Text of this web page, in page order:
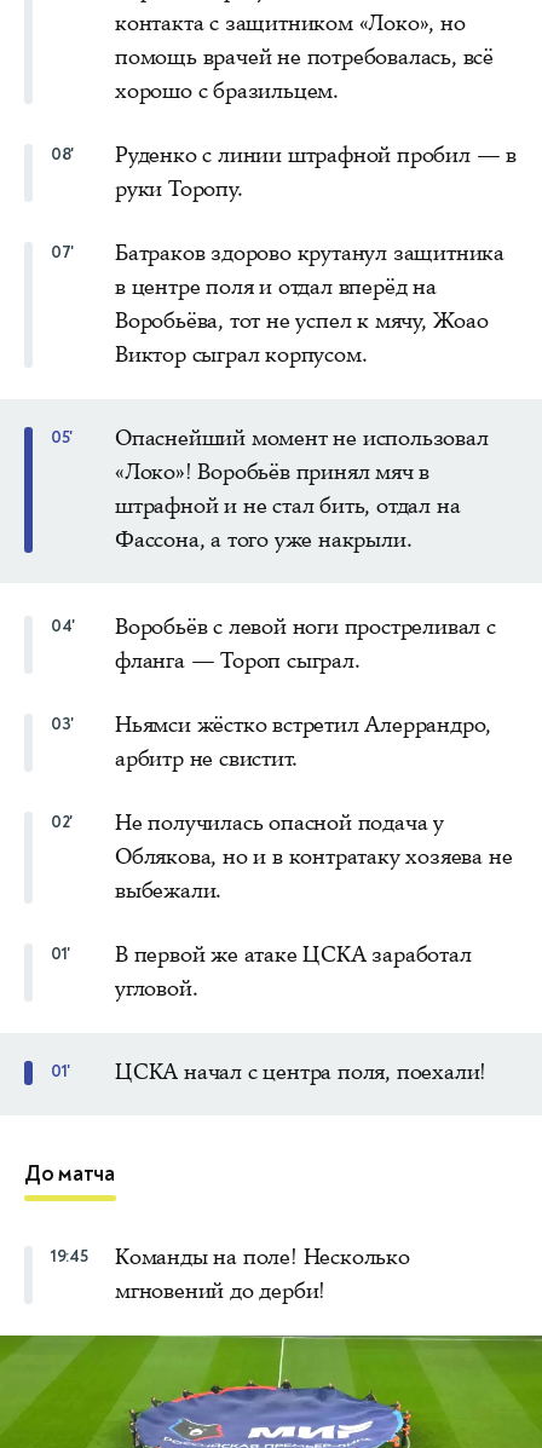
контакта с защитником «Локо», но
помощь врачей не потребовалась, всё
хорошо с бразильцем.
08'
Руденко с линии штрафной пробил — в
руки Торопу.
07'
Батраков здорово крутанул защитника
в центре поля и отдал вперёд на
Воробьёва, тот не успел к мячу, Жоао
Виктор сыграл корпусом.
05'
Опаснейший момент не использовал
«Локо»! Воробьёв принял мяч в
штрафной и не стал бить, отдал на
Фассона, а того уже накрыли.
04'
Воробьёв с левой ноги простреливал с
фланга — Тороп сыграл.
03'
Ньямси жёстко встретил Алеррандро,
арбитр не свистит.
02'
Не получилась опасной подача у
Облякова, но и в контратаку хозяева не
выбежали.
01'
В первой же атаке ЦСКА заработал
угловой.
01' ЦСКА начал с центра поля, поехали!
До матча
19:45
Команды на поле! Несколько
мгновений до дерби!